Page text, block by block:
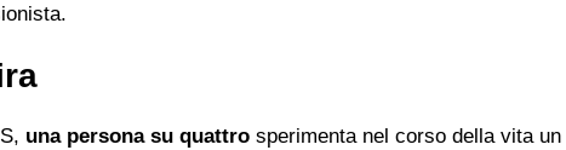
una persona su quattro sperimenta nel corso della vita